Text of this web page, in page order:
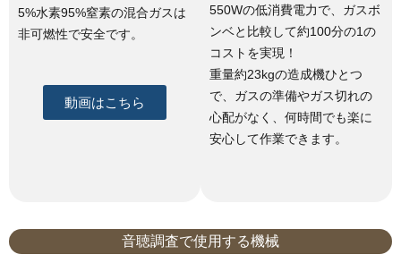
5%水素95%窒素の混合ガスは
非可燃性で安全です。
動画はこちら
550Wの低消費電力で、ガスボ
ンベと比較して約100分の1の
コストを実現！
重量約23kgの造成機ひとつ
で、ガスの準備やガス切れの
心配がなく、何時間でも楽に
安心して作業できます。
音聴調査で使用する機械